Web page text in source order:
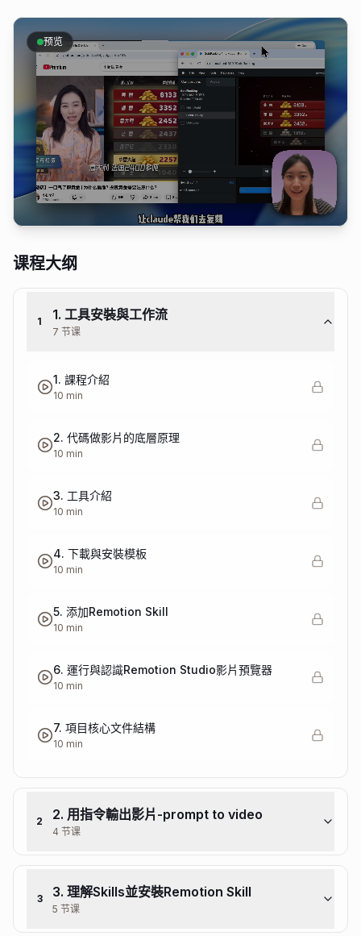
预览
课程大纲
1 1. 工具安裝與工作流
7 节课
1. 課程介紹
10 min
2. 代碼做影片的底層原理
10 min
3. 工具介紹
10 min
4. 下載與安裝模板
10 min
5. 添加Remotion Skill
10 min
6. 運行與認識Remotion Studio影片預覽器
10 min
7. 項目核心文件結構
10 min
2 2. 用指令輸出影片-prompt to video
4 节课
3 3. 理解Skills並安裝Remotion Skill
5 节课